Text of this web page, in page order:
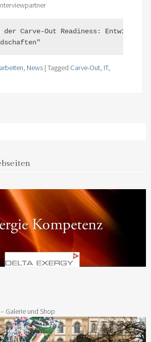
der Carve-Out Readiness:
, News | Tagged Carve-Out, IT,
– Galerie und Shop